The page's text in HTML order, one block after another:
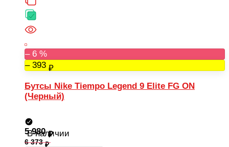
– 6 %
– 393
Бутсы Nike Tiempo Legend 9 Elite FG ON
(Черный)
В наличии
5 980
6 373